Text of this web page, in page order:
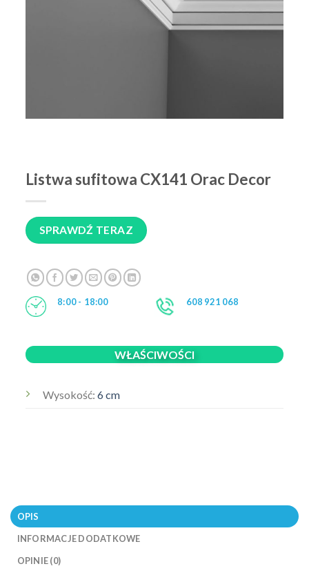
Listwa sufitowa CX141 Orac Decor
SPRAWDŹ TERAZ
8:00 - 18:00 608 921 068
WŁAŚCIWOŚCI
Wysokość:6 cm
OPIS
INFORMACJE DODATKOWE
OPINIE (0)